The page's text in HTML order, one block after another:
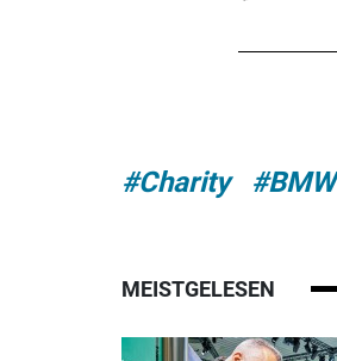
#Charity #BMW
MEISTGELESEN